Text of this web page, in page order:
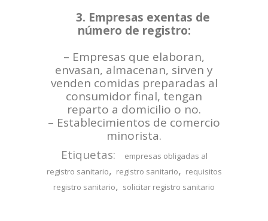
3. Empresas exentas de
número de registro:
– Empresas que elaboran,
envasan, almacenan, sirven y
venden comidas preparadas al
consumidor final, tengan
reparto a domicilio o no.
– Establecimientos de comercio
minorista.
Etiquetas:
empresas obligadas al
registro sanitario, registro sanitario, requisitos
registro sanitario, solicitar registro sanitario